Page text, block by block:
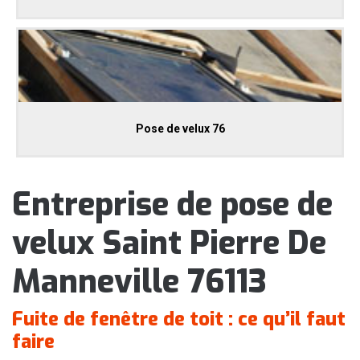
Pose de velux 76
Entreprise de pose de
velux Saint Pierre De
Manneville 76113
Fuite de fenêtre de toit : ce qu’il faut
faire